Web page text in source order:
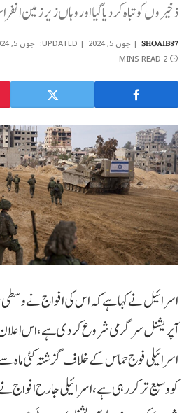
ذخیروں کو تباہ کر دیا گیا اور وہاں زیر زمین
SHOAIB87 جون 5, 2024 UPDATED: جون 5, 2024
2 MINS READ
اسرائیل نے کہا ہے کہ اس کی افواج نے
آپریشنل سرگرمی شروع کر دی ہے، اس
اسرائیلی فوج حماس کے خلاف گزشتہ کئی ماہ
کو وسیع تر کر رہی ہے، اسرائیلی جارح افواج